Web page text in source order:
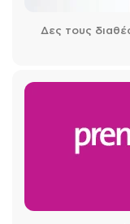
Δες τους